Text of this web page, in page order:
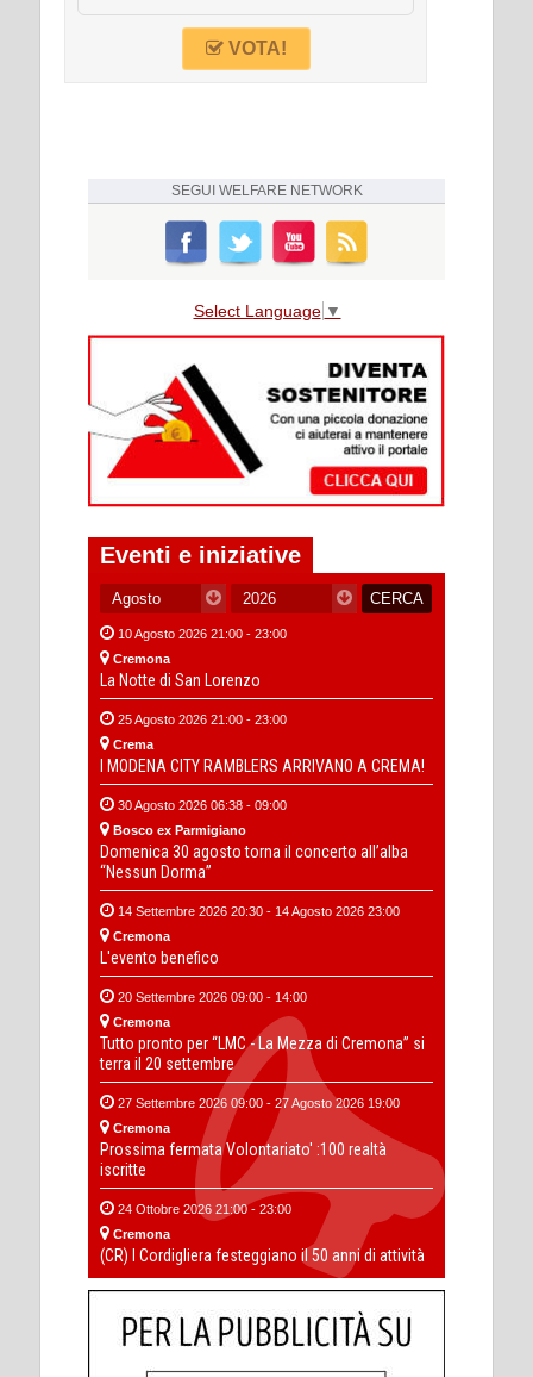
VOTA!
SEGUI WELFARE NETWORK
Select Language ▼
Eventi e iniziative
10 Agosto 2026 21:00 - 23:00
Cremona
La Notte di San Lorenzo
25 Agosto 2026 21:00 - 23:00
Crema
I MODENA CITY RAMBLERS ARRIVANO A CREMA!
30 Agosto 2026 06:38 - 09:00
Bosco ex Parmigiano
Domenica 30 agosto torna il concerto all’alba
“Nessun Dorma”
14 Settembre 2026 20:30 - 14 Agosto 2026 23:00
Cremona
L'evento benefico
20 Settembre 2026 09:00 - 14:00
Cremona
Tutto pronto per “LMC - La Mezza di Cremona” si
terra il 20 settembre
27 Settembre 2026 09:00 - 27 Agosto 2026 19:00
Cremona
Prossima fermata Volontariato' :100 realtà
iscritte
24 Ottobre 2026 21:00 - 23:00
Cremona
(CR) I Cordigliera festeggiano il 50 anni di attività